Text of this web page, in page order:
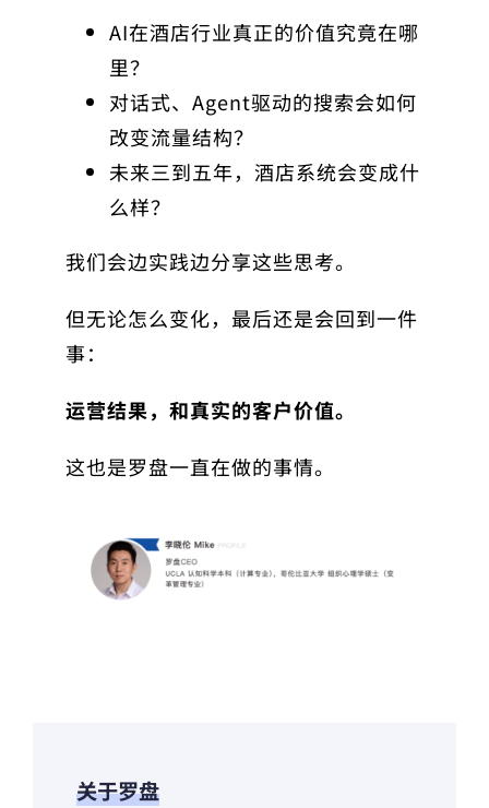
AI在酒店行业真正的价值究竟在哪
里？
对话式、Agent驱动的搜索会如何
改变流量结构？
未来三到五年，酒店系统会变成什
么样？
我们会边实践边分享这些思考。
但无论怎么变化，最后还是会回到一件
事：
运营结果，和真实的客户价值。
这也是罗盘一直在做的事情。
关于罗盘